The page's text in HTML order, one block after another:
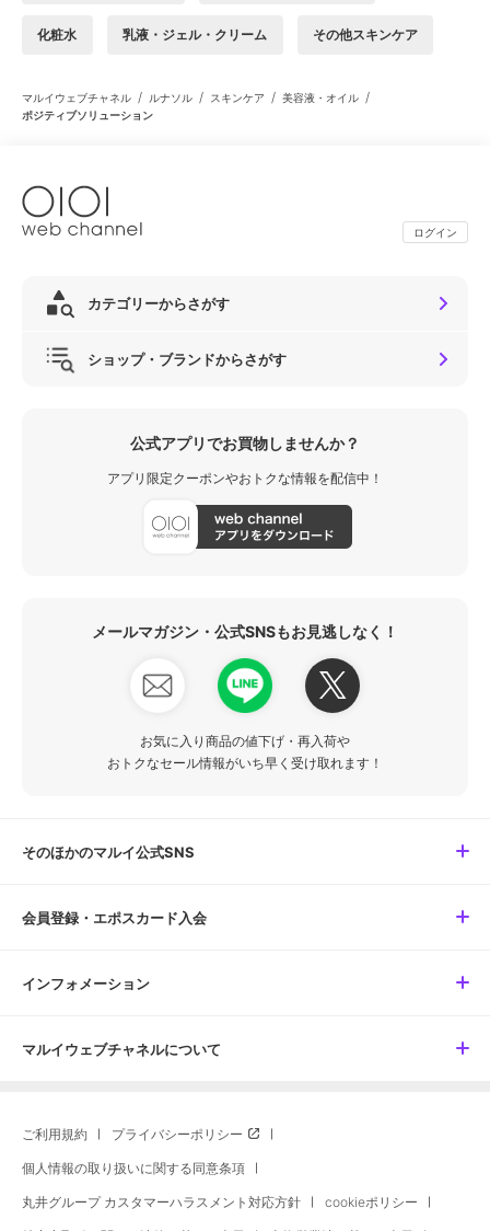
化粧水 乳液・ジェル・クリーム その他スキンケア
マルイウェブチャネル / ルナソル / スキンケア / 美容液・オイル /
ポジティブソリューション
ログイン
カテゴリーからさがす
ショップ・ブランドからさがす
公式アプリでお買物しませんか？
アプリ限定クーポンやおトクな情報を配信中！
メールマガジン・公式SNSもお見逃しなく！
お気に入り商品の値下げ・再入荷や
おトクなセール情報がいち早く受け取れます！
そのほかのマルイ公式SNS
会員登録・エポスカード入会
インフォメーション
マルイウェブチャネルについて
ご利用規約 プライバシーポリシー
個人情報の取り扱いに関する同意条項
丸井グループ カスタマーハラスメント対応方針 cookieポリシー